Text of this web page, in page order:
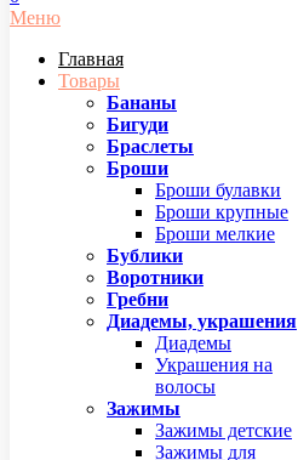
Меню
Главная
Товары
Бананы
Бигуди
Браслеты
Броши
Броши булавки
Броши крупные
Броши мелкие
Бублики
Воротники
Гребни
Диадемы, украшения
Диадемы
Украшения на
волосы
Зажимы
Зажимы детские
Зажимы для